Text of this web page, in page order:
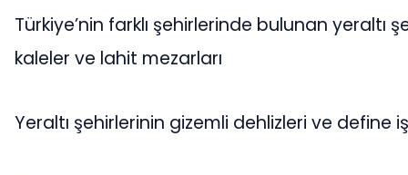
Türkiye’nin farklı şehirlerinde bulunan yeraltı
kaleler ve lahit mezarları
Yeraltı şehirlerinin gizemli dehlizleri ve define